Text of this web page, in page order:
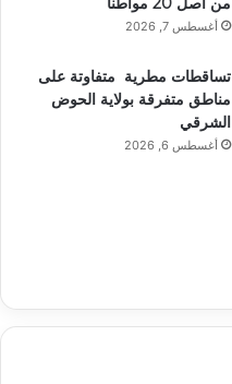
أغسطس 7, 2026
تساقطات مطرية متفاوتة على
مناطق متفرقة بولاية الحوض
الشرقي
أغسطس 6, 2026